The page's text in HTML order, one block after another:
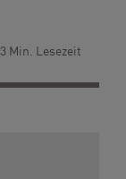
3 Min. Lesezeit